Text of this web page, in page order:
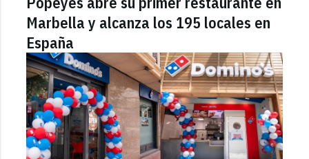
Marbella y alcanza los 195 locales en
España